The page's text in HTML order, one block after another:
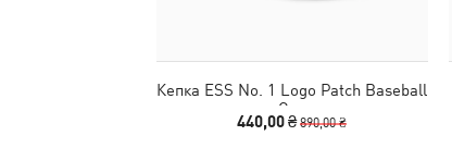
Кепка ESS No. 1 Logo Patch Baseball
Cap
440,00 ₴890,00 ₴